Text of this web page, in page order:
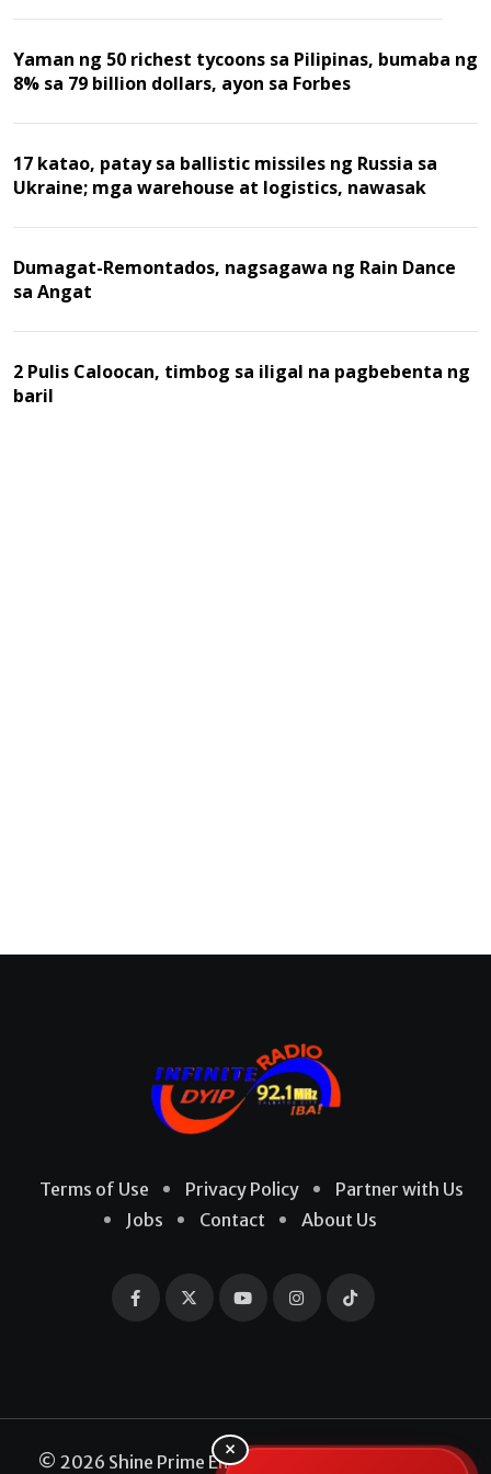
Yaman ng 50 richest tycoons sa Pilipinas, bumaba ng
8% sa 79 billion dollars, ayon sa Forbes
17 katao, patay sa ballistic missiles ng Russia sa
Ukraine; mga warehouse at logistics, nawasak
Dumagat-Remontados, nagsagawa ng Rain Dance
sa Angat
2 Pulis Caloocan, timbog sa iligal na pagbebenta ng
baril
Terms of Use Privacy Policy
Partner with Us
Jobs
Contact About Us
© 2026 Shine Prime Entertainment Production. All
×